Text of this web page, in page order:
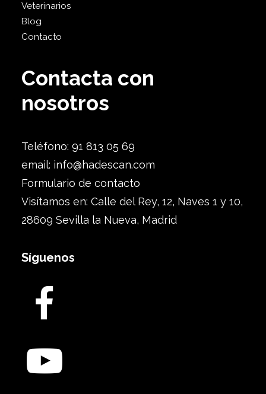
Veterinarios
Blog
Contacto
Contacta con
nosotros
Teléfono: 91 813 05 69
email: info@hadescan.com
Formulario de contacto
Visítamos en: Calle del Rey, 12, Naves 1 y 10,
28609 Sevilla la Nueva, Madrid
Síguenos